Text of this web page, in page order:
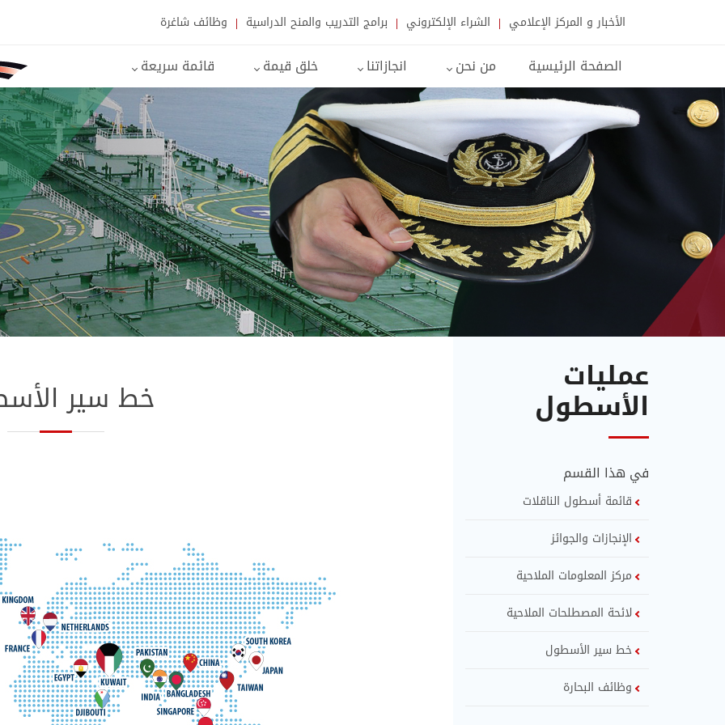
وظائف شاغرة برامج التدريب والمنح الدراسية الشراء الإلكتروني الأخبار و المركز الإعلامي
الصفحة الرئيسية من نحن انجازاتنا خلق قيمة قائمة سريعة
عمليات
الأسطول
في هذا القسم
قائمة أسطول الناقلات
الإنجازات والجوائز
مركز المعلومات الملاحية
لائحة المصطلحات الملاحية
خط سير الأسطول
وظائف البحارة
خط سير